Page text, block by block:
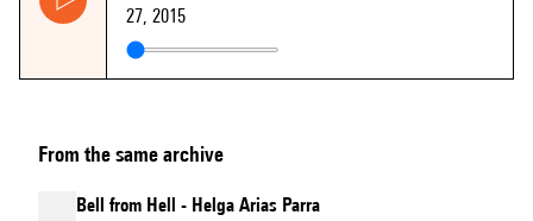
27, 2015
From the same archive
Bell from Hell - Helga Arias Parra